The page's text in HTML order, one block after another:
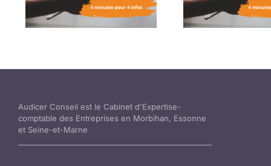
Audicer Conseil est le Cabinet d'Expertise-
comptable des Entreprises en Morbihan, Essonne
et Seine-et-Marne